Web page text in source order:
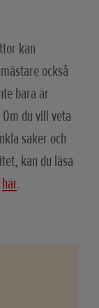
kan
också
bara är
du vill veta
saker och
kan du läsa
här.